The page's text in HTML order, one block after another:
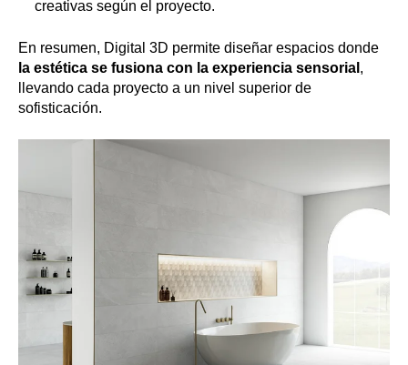
creativas según el proyecto.
En resumen, Digital 3D permite diseñar espacios donde
la estética se fusiona con la experiencia sensorial ,
llevando cada proyecto a un nivel superior de
sofisticación.